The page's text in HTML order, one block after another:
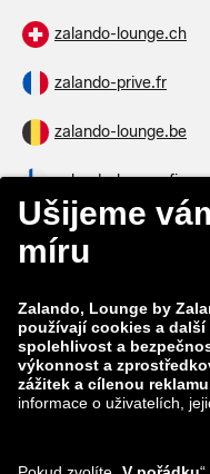
zalando-lounge.ch
zalando-prive.fr
zalando-lounge.be
zalando-lounge.fi
zalando-lounge.co.uk
zalando-lounge.lt
zalando-lounge.ro